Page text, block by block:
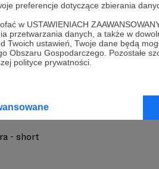
preferencje dotyczące zbierania
w USTAWIENIACH
przetwarzania danych, a także w
Twoich ustawień, Twoje dane będą
Obszaru Gospodarczego. Pozostałe
polityce prywatności.
- short